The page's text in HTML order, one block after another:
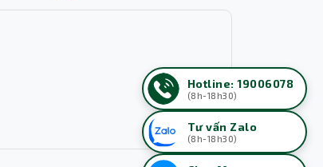
Hotline: 19006078
(8h-18h30)
Tư vấn Zalo
(8h-18h30)